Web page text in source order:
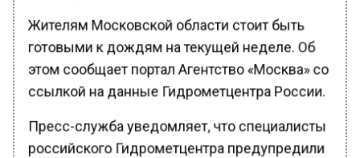
Жителям Московской области стоит быть
готовыми к дождям на текущей неделе. Об
этом сообщает портал Агентство «Москва» со
ссылкой на данные Гидрометцентра России.
Пресс-служба уведомляет, что специалисты
российского Гидрометцентра предупредили